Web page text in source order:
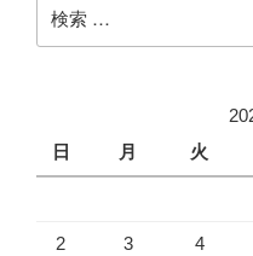
索:
日
月 火
2 3 4